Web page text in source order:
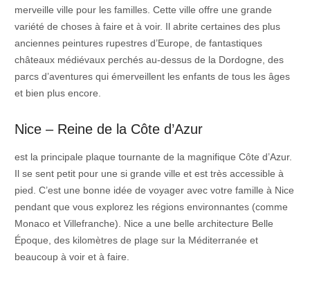
merveille ville pour les familles. Cette ville offre une grande
variété de choses à faire et à voir. Il abrite certaines des plus
anciennes peintures rupestres d’Europe, de fantastiques
châteaux médiévaux perchés au-dessus de la Dordogne, des
parcs d’aventures qui émerveillent les enfants de tous les âges
et bien plus encore.
Nice – Reine de la Côte d’Azur
est la principale plaque tournante de la magnifique Côte d’Azur.
Il se sent petit pour une si grande ville et est très accessible à
pied. C’est une bonne idée de voyager avec votre famille à Nice
pendant que vous explorez les régions environnantes (comme
Monaco et Villefranche). Nice a une belle architecture Belle
Époque, des kilomètres de plage sur la Méditerranée et
beaucoup à voir et à faire.